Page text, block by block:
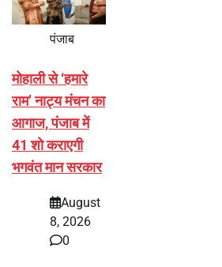
पंजाब
मोहाली से ‘हमारे
राम’ नाट्य मंचन का
आगाज, पंजाब में
41 शो कराएगी
भगवंत मान सरकार
August
8, 2026
0